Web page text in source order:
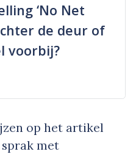
‘No Net
de deur of
voorbij?
op het artikel
sprak met